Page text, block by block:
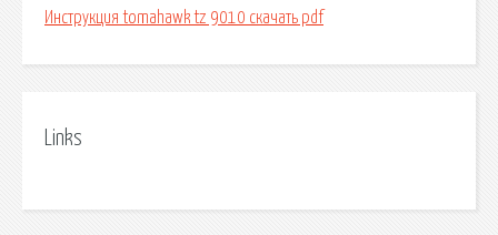
Инструкция tomahawk tz 9010 скачать pdf
Links